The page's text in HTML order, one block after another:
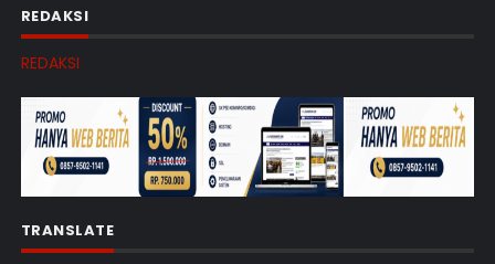
REDAKSI
REDAKSI
TRANSLATE